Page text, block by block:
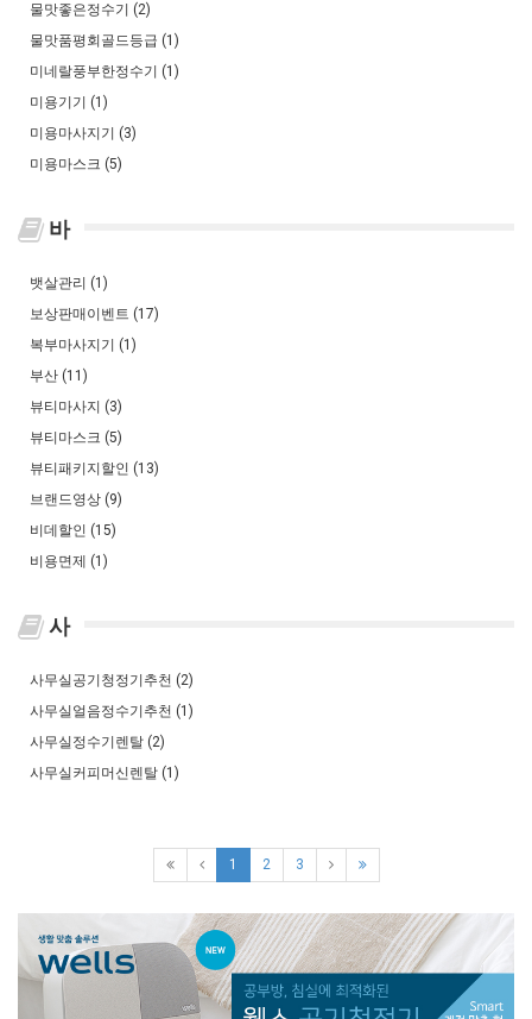
물맛좋은정수기 (2)
물맛품평회골드등급 (1)
미네랄풍부한정수기 (1)
미용기기 (1)
미용마사지기 (3)
미용마스크 (5)
바
뱃살관리 (1)
보상판매이벤트 (17)
복부마사지기 (1)
부산 (11)
뷰티마사지 (3)
뷰티마스크 (5)
뷰티패키지할인 (13)
브랜드영상 (9)
비데할인 (15)
비용면제 (1)
사
사무실공기청정기추천 (2)
사무실얼음정수기추천 (1)
사무실정수기렌탈 (2)
사무실커피머신렌탈 (1)
1 2 3